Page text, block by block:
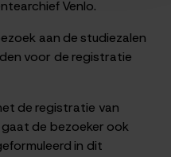
Venlo.
aan de studiezalen
voor de registratie
de registratie van
de bezoeker ook
in dit